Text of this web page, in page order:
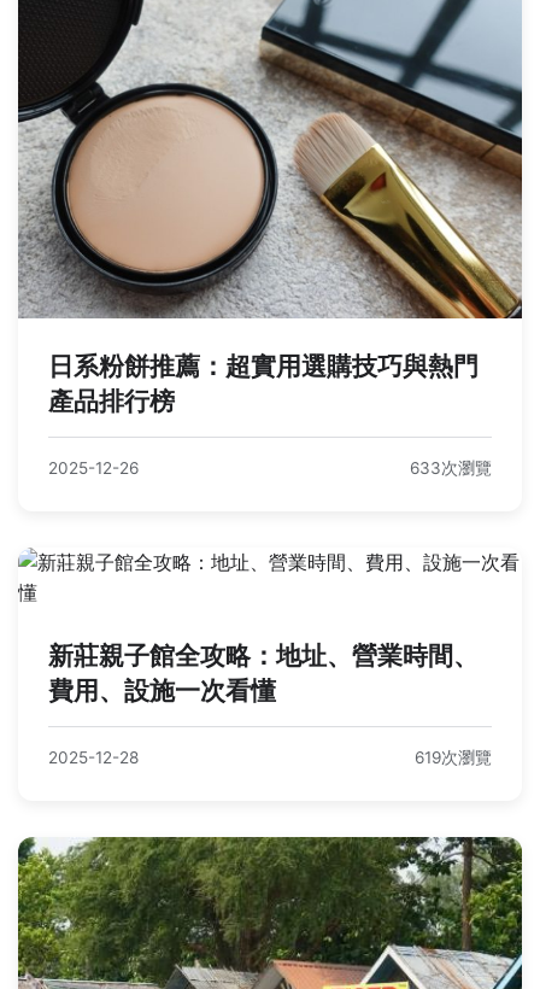
日系粉餅推薦：超實用選購技巧與熱門
產品排行榜
2025-12-26 633次瀏覽
新莊親子館全攻略：地址、營業時間、
費用、設施一次看懂
2025-12-28 619次瀏覽